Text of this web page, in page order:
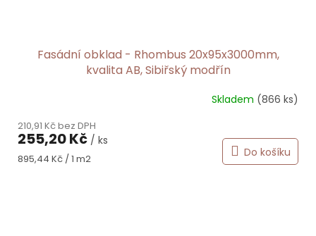
Fasádní obklad - Rhombus 20x95x3000mm,
kvalita AB, Sibiřský modřín
Skladem (866 ks)
210,91 Kč bez DPH
255,20 Kč / ks
Měrná
895,44 Kč / 1 m2 Do košíku